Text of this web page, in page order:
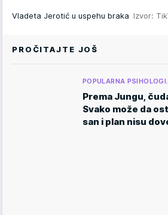
Vladeta Jerotić u uspehu braka Izvor:
PROČITAJTE JOŠ
POPULARNA
Prema Jungu,
Svako može da
san i plan nisu